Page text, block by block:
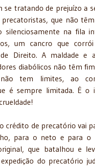
se tratando de prejuízo a
precatoristas, que não
silenciosamente na fila
um cancro que
Direito. A maldade e
diabólicos não têm
tem limites, ao
é sempre limitada. É o
crédito de precatório vai
para o neto e para o
que batalhou e
do precatório